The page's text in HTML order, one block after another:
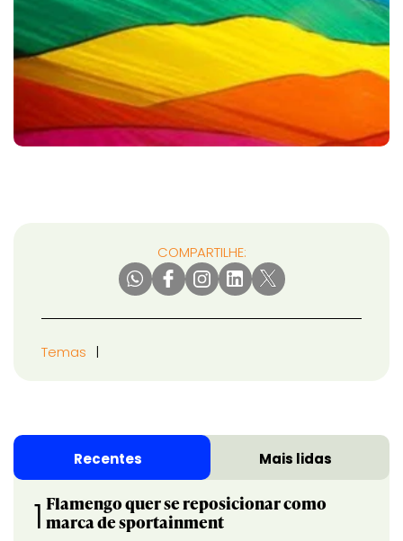
COMPARTILHE:
Temas
Recentes Mais lidas
1 Flamengo quer se reposicionar como
marca de sportainment